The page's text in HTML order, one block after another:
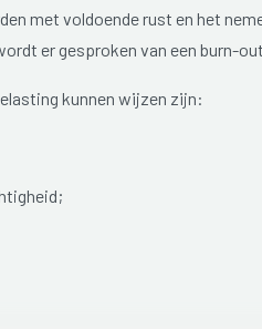
met voldoende rust en het
er gesproken van een burn-
kunnen wijzen zijn: